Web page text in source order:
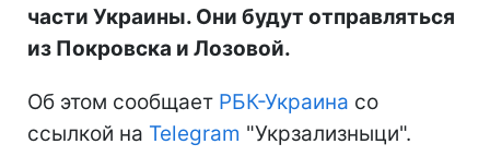
части Украины. Они будут отправляться
из Покровска и Лозовой.
Об этом сообщает РБК-Украина со
ссылкой на Telegram "Укрзализныци".